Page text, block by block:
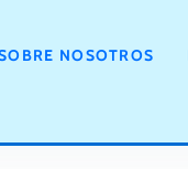
NOSOTROS
en